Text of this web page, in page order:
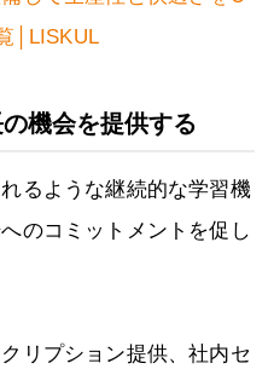
│LISKUL
機会を提供する
るような継続的な学習機
のコミットメントを促し
リプション提供、社内セ